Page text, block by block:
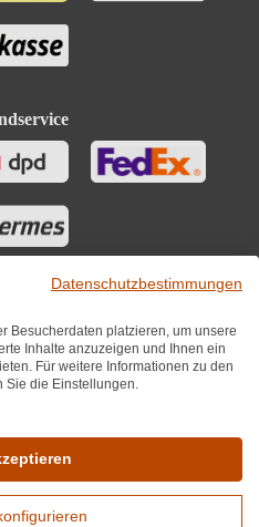
Datenschutzbestimmungen
Besucherdaten platzieren, um unsere
Inhalte anzuzeigen und Ihnen ein
Für weitere Informationen zu den
Sie die Einstellungen.